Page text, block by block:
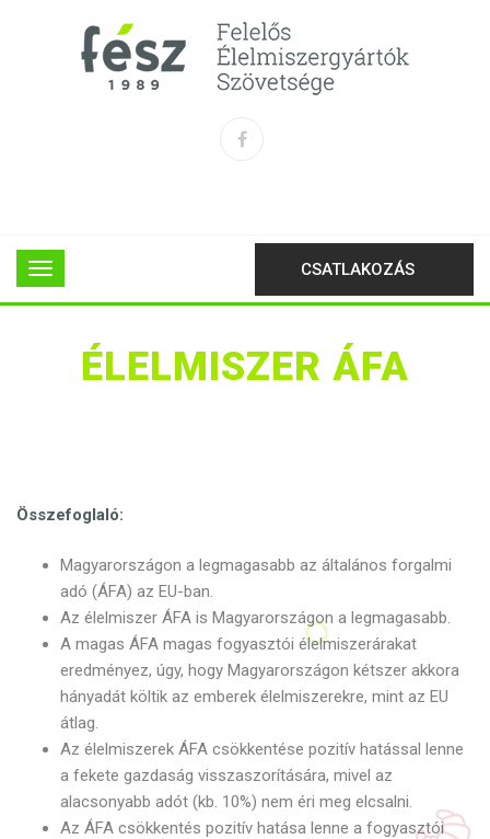
CSATLAKOZÁS
ÉLELMISZER ÁFA
Összefoglaló:
Magyarországon a legmagasabb az általános forgalmi
adó (ÁFA) az EU-ban.
Az élelmiszer ÁFA is Magyarországon a legmagasabb.
A magas ÁFA magas fogyasztói élelmiszerárakat
eredményez, úgy, hogy Magyarországon kétszer akkora
hányadát költik az emberek élelmiszerekre, mint az EU
átlag.
Az élelmiszerek ÁFA csökkentése pozitív hatással lenne
a fekete gazdaság visszaszorítására, mivel az
alacsonyabb adót (kb. 10%) nem éri meg elcsalni.
Az ÁFA csökkentés pozitív hatása lenne a fogyasztói